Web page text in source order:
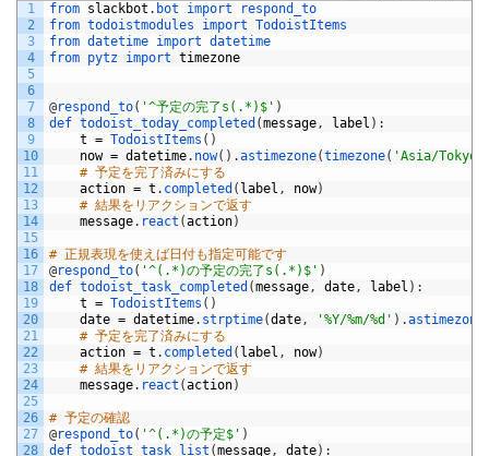
1
2
3
4
5
6
7
8
9
10
11
12
13
14
15
16
17
18
19
20
21
22
23
24
25
26
27
28
from slackbot . bot import
respond_to
from todoistmodules import TodoistItems
from datetime import datetime
from pytz import timezone
@respond_to( '^予定の完了s(.*)$' )
def todoist_today_completed (message, label ) :
t = TodoistItems ( )
now = datetime. now( ) .astimezone(timezone( 'Asia/Tokyo'
# 予定を完了済みにする
action = t . completed ( label , now)
# 結果をリアクションで返す
message. react (action)
# 正規表現を使えば日付も指定可能です
@respond_to( '^(.*)の予定の完了s(.*)$' )
def todoist_task_completed (message, date, label ) :
t = TodoistItems ( )
date = datetime. strptime(date, '%Y/%m/%d' ) .astimezone
# 予定を完了済みにする
action = t . completed ( label , now)
# 結果をリアクションで返す
message. react (action)
# 予定の確認
@respond_to( '^(.*)の予定$' )
def todoist_task_list (message, date) :